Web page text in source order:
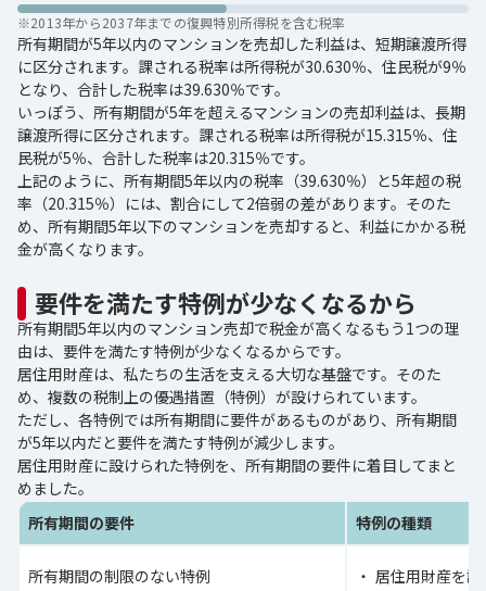
※2013年から2037年までの復興特別所得税を含む税率
所有期間が5年以内のマンションを売却した利益は、短期譲渡所得
に区分されます。課される税率は所得税が30.630％、住民税が9％
となり、合計した税率は39.630％です。
いっぽう、所有期間が5年を超えるマンションの売却利益は、長期
譲渡所得に区分されます。課される税率は所得税が15.315％、住
民税が5％、合計した税率は20.315％です。
上記のように、所有期間5年以内の税率（39.630％）と5年超の税
率（20.315％）には、割合にして2倍弱の差があります。そのた
め、所有期間5年以下のマンションを売却すると、利益にかかる税
金が高くなります。
要件を満たす特例が少なくなるから
所有期間5年以内のマンション売却で税金が高くなるもう1つの理
由は、要件を満たす特例が少なくなるからです。
居住用財産は、私たちの生活を支える大切な基盤です。そのた
め、複数の税制上の優遇措置（特例）が設けられています。
ただし、各特例では所有期間に要件があるものがあり、所有期間
が5年以内だと要件を満たす特例が減少します。
居住用財産に設けられた特例を、所有期間の要件に着目してまと
めました。
所有期間の要件
特例の種類
所有期間の制限のない特例 居住用財産を